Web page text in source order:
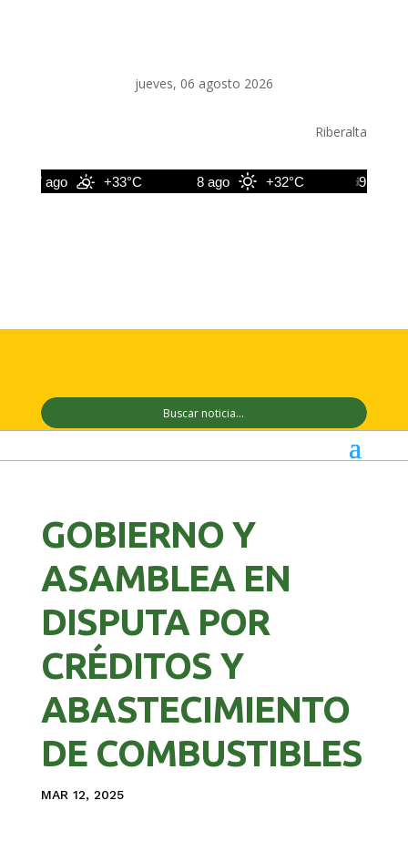
jueves, 06 agosto 2026
Riberalta
7 ago +33°C 8 ago +32°C 9 ago
GOBIERNO Y
ASAMBLEA EN
DISPUTA POR
CRÉDITOS Y
ABASTECIMIENTO
DE COMBUSTIBLES
MAR 12, 2025